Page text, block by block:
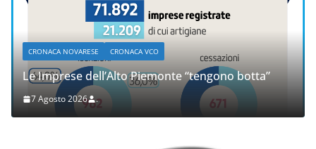
CRONACA NOVARESE CRONACA VCO
Le Imprese dell’Alto Piemonte “tengono botta”
7 Agosto 2026 .